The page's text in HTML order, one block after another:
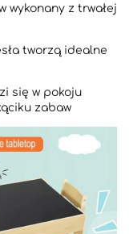
wykonany z trwałej
tworzą idealne
się w pokoju
zabaw